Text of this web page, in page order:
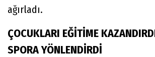
ağırladı.
ÇOCUKLARI EĞİTİME
SPORA YÖNLENDİRDİ